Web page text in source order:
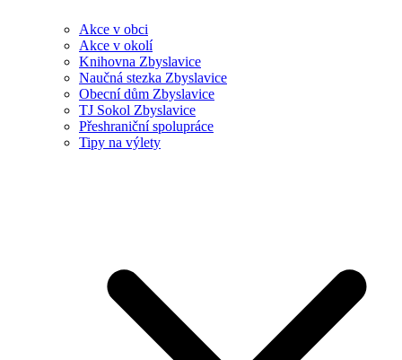
Akce v obci
Akce v okolí
Knihovna Zbyslavice
Naučná stezka Zbyslavice
Obecní dům Zbyslavice
TJ Sokol Zbyslavice
Přeshraniční spolupráce
Tipy na výlety